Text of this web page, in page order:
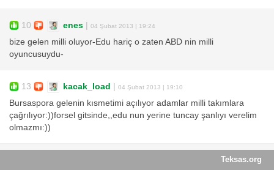
10 enes | 04 Şubat 2013 | 19:24
bize gelen milli oluyor-Edu hariç o zaten ABD nin milli
oyuncusuydu-
13 kacak_load | 04 Şubat 2013 | 19:10
Bursaspora gelenin kısmetimi açılıyor adamlar milli takımlara
çağrılıyor:))forsel gitsinde,,edu nun yerine tuncay şanlıyı verelim
olmazmı:))
Teksas.org